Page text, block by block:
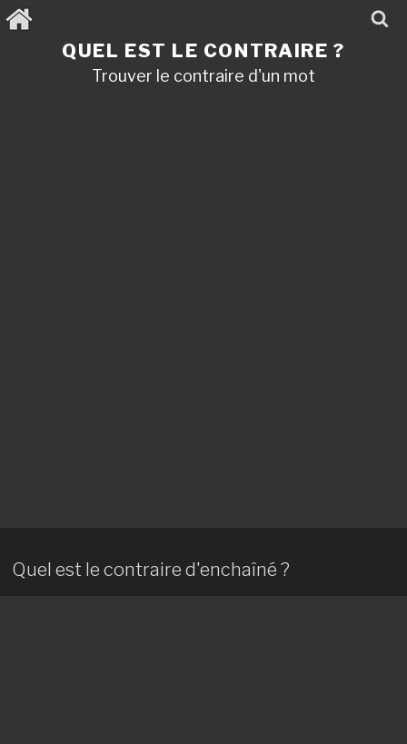
Aller
au
QUEL EST LE CONTRAIRE ?
Trouver le contraire d'un mot
Quel est le contraire d'enchaîné ?